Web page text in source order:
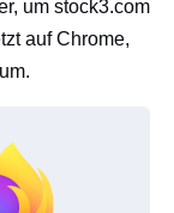
um stock3.com
auf Chrome,